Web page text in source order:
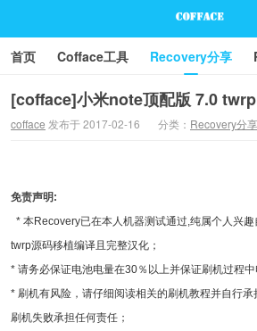
首页 Cofface工具 Recovery分享
技术分享 联系方式
[cofface]小米note顶配版 7.0
cofface 发布于 2017-02-16 分类： Recovery分享
免责声明:
* 本Recovery已在本人机器测试通过,纯属个人兴
twrp源码移植编译且完整汉化；
* 请务必保证电池电量在30％以上并保证刷机过程中
* 刷机有风险，请仔细阅读相关的刷机教程并自行
刷机失败承担任何责任；